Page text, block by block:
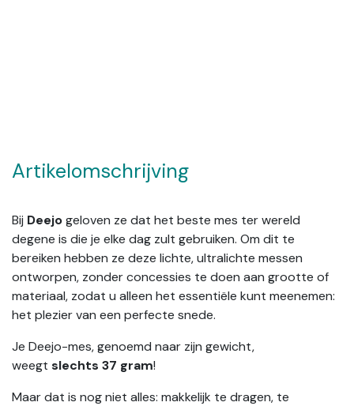
Artikelomschrijving
Bij Deejogeloven ze dat het beste mes ter wereld
degene is die je elke dag zult gebruiken. Om dit te
bereiken hebben ze deze lichte, ultralichte messen
ontworpen, zonder concessies te doen aan grootte of
materiaal, zodat u alleen het essentiële kunt meenemen:
het plezier van een perfecte snede.
Je Deejo-mes, genoemd naar zijn gewicht,
weegt slechts 37 gram!
Maar dat is nog niet alles: makkelijk te dragen, te